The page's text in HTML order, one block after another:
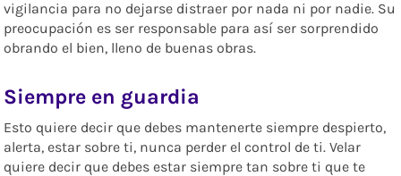
vigilancia para no dejarse distraer por nada ni por nadie. Su
preocupación es ser responsable para así ser sorprendido
obrando el bien, lleno de buenas obras.
Siempre en guardia
Esto quiere decir que debes mantenerte siempre despierto,
alerta, estar sobre ti, nunca perder el control de ti. Velar
quiere decir que debes estar siempre tan sobre ti que te